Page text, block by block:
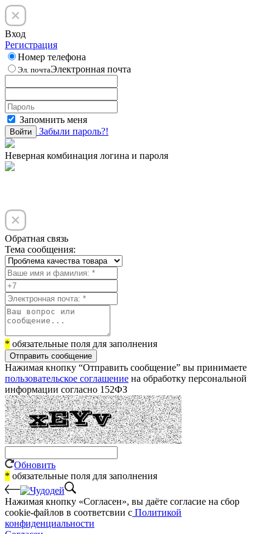
Вход
Регистрация
Номер телефона
Эл. почтаЭлектронная почта
Запомнить меня
Войти Забыли пароль?!
Неверная комбинация логина и пароля
Обратная связь
Тема сообщения:
* обязательные поля для заполнения
Отправить сообщение
Нажимая кнопку “Отправить сообщение” вы принимаете
пользовательское соглашение на обработку персональной
информации согласно 152ФЗ
Обновить
* обязательные поля для заполнения
Нажимая кнопку «Согласен», вы даёте cогласие на сбор
cookie-файлов в соответсвии с Политикой
конфиденциальности